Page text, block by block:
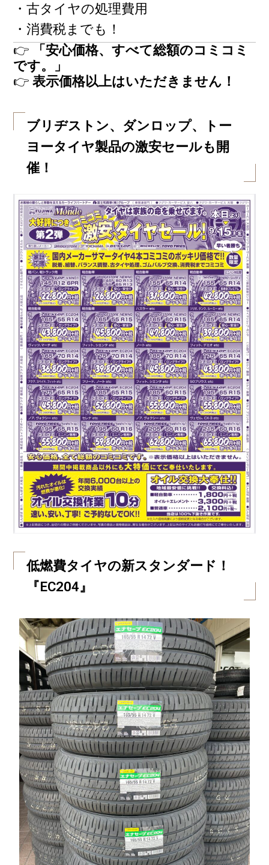
・古タイヤの処理費用
・消費税までも！
👉
「安心価格、すべて総額のコミコミ
です。」
👉 表示価格以上はいただきません！
ブリヂストン、ダンロップ、トー
ヨータイヤ製品の激安セールも開
催！
低燃費タイヤの新スタンダード！
『EC204』